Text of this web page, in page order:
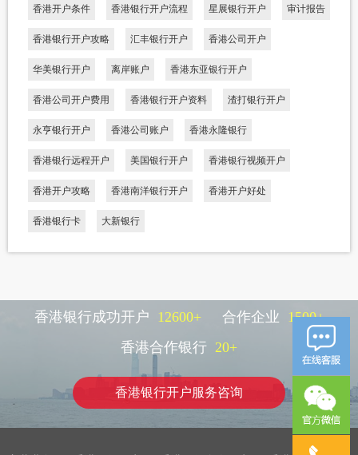
香港开户条件 香港银行开户流程 星展银行开户 审计报告
香港银行开户攻略 汇丰银行开户 香港公司开户
华美银行开户 离岸账户 香港东亚银行开户
香港公司开户费用 香港银行开户资料 渣打银行开户
永亨银行开户 香港公司账户 香港永隆银行
香港银行远程开户 美国银行开户 香港银行视频开户
香港开户攻略 香港南洋银行开户 香港开户好处
香港银行卡 大新银行
香港银行成功开户 12600+ 合作企业 1500+
香港合作银行 20+
香港银行开户服务咨询